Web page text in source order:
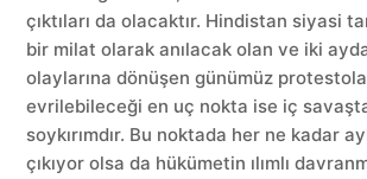
çıktıları da olacaktır. Hindistan siyasi
bir milat olarak anılacak olan ve iki
olaylarına dönüşen günümüz
evrilebileceği en uç nokta ise iç
soykırımdır. Bu noktada her ne kadar
çıkıyor olsa da hükümetin ılımlı